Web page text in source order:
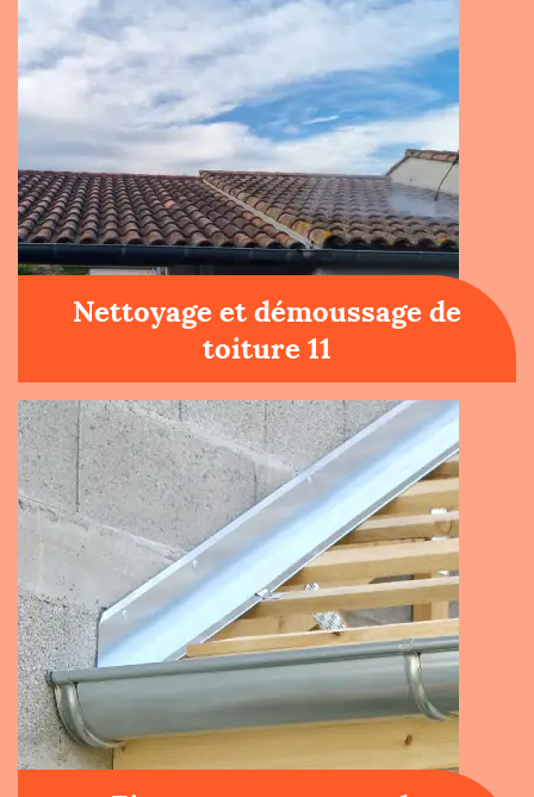
Nettoyage et démoussage de
toiture 11